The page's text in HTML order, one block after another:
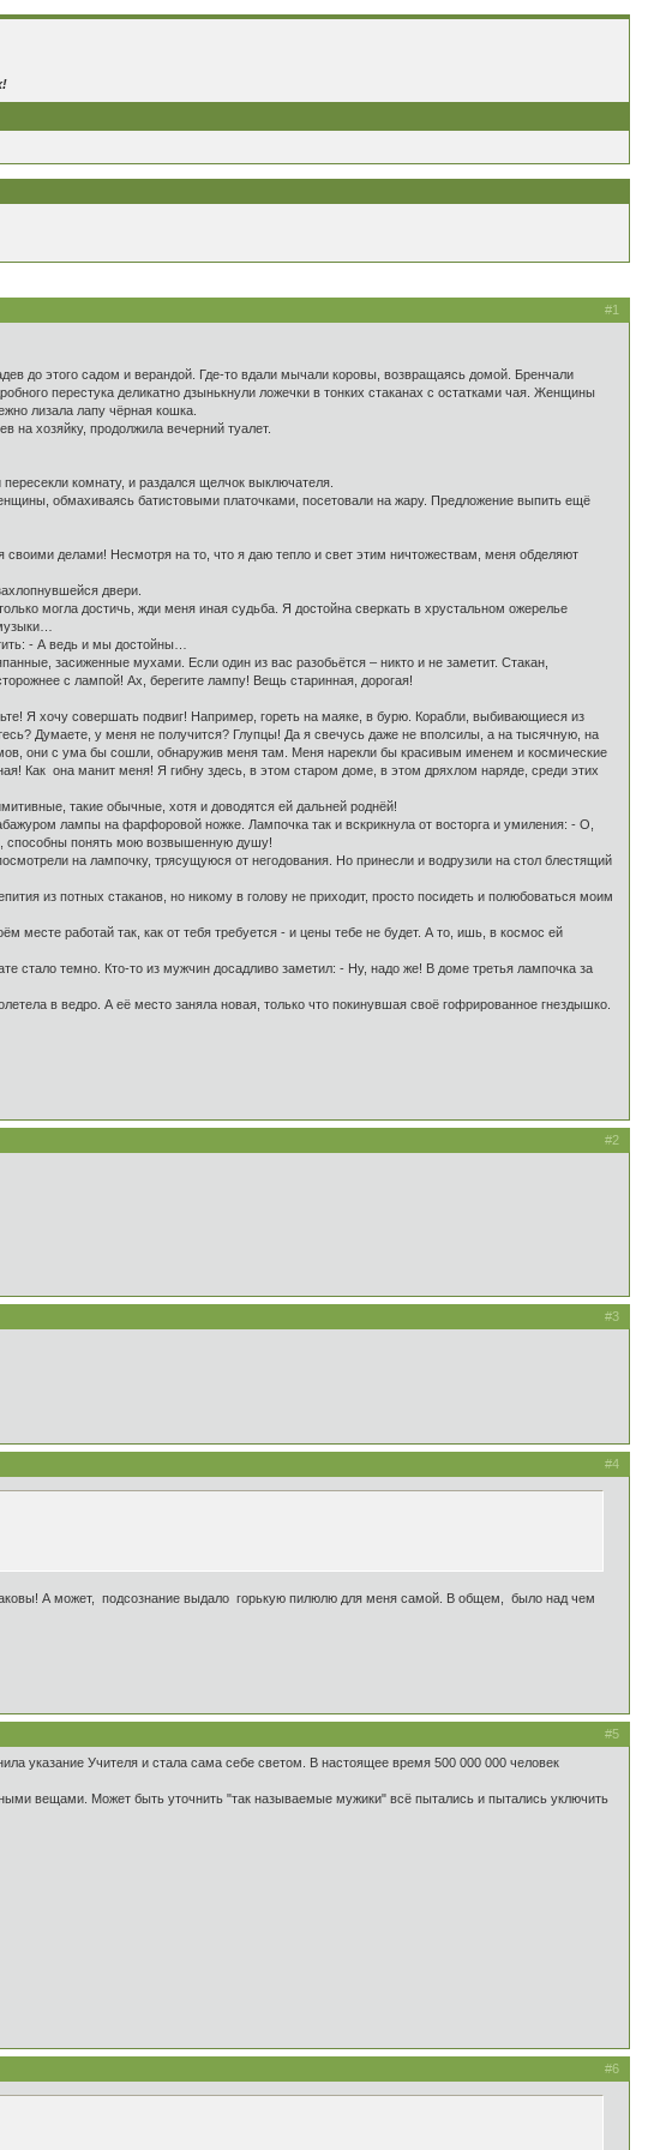
#1
до этого садом и верандой. Где-то вдали мычали коровы, возвращаясь домой. Бренчали
перестука деликатно дзынькнули ложечки в тонких стаканах с остатками чая. Женщины
лизала лапу чёрная кошка.
хозяйку, продолжила вечерний туалет.
комнату, и раздался щелчок выключателя.
обмахиваясь батистовыми платочками, посетовали на жару. Предложение выпить ещё
делами! Несмотря на то, что я даю тепло и свет этим ничтожествам, меня обделяют
двери.
могла достичь, жди меня иная судьба. Я достойна сверкать в хрустальном ожерелье
- А ведь и мы достойны…
засиженные мухами. Если один из вас разобьётся – никто и не заметит. Стакан,
с лампой! Ах, берегите лампу! Вещь старинная, дорогая!
Я хочу совершать подвиг! Например, гореть на маяке, в бурю. Корабли, выбивающиеся из
Думаете, у меня не получится? Глупцы! Да я свечусь даже не вполсилы, а на тысячную, на
они с ума бы сошли, обнаружив меня там. Меня нарекли бы красивым именем и космические
Как она манит меня! Я гибну здесь, в этом старом доме, в этом дряхлом наряде, среди этих
такие обычные, хотя и доводятся ей дальней роднёй!
лампы на фарфоровой ножке. Лампочка так и вскрикнула от восторга и умиления: - О,
способны понять мою возвышенную душу!
на лампочку, трясущуюся от негодования. Но принесли и водрузили на стол блестящий
из потных стаканов, но никому в голову не приходит, просто посидеть и полюбоваться моим
работай так, как от тебя требуется - и цены тебе не будет. А то, ишь, в космос ей
темно. Кто-то из мужчин досадливо заметил: - Ну, надо же! В доме третья лампочка за
в ведро. А её место заняла новая, только что покинувшая своё гофрированное гнездышко.
#2
#3
#4
А может, подсознание выдало горькую пилюлю для меня самой. В общем, было над чем
#5
указание Учителя и стала сама себе светом. В настоящее время 500 000 000 человек
вещами. Может быть уточнить "так называемые мужики" всё пытались и пытались уключить
#6